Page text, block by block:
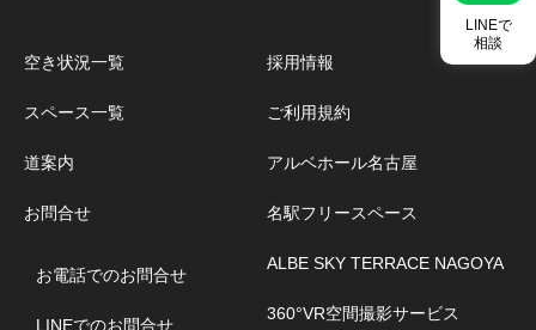
LINEで
相談
空き状況一覧
スペース一覧
道案内
お問合せ
お電話でのお問合せ
LINEでのお問合せ
採用情報
ご利用規約
アルベホール名古屋
名駅フリースペース
ALBE SKY TERRACE NAGOYA
360°VR空間撮影サービス